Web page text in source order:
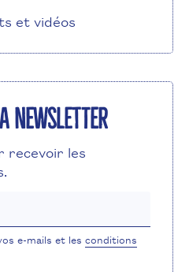
et vidéos
newsletter
recevoir les
e-mails et les conditions